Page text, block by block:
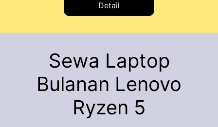
Detail
Sewa Laptop
Bulanan Lenovo
Ryzen 5